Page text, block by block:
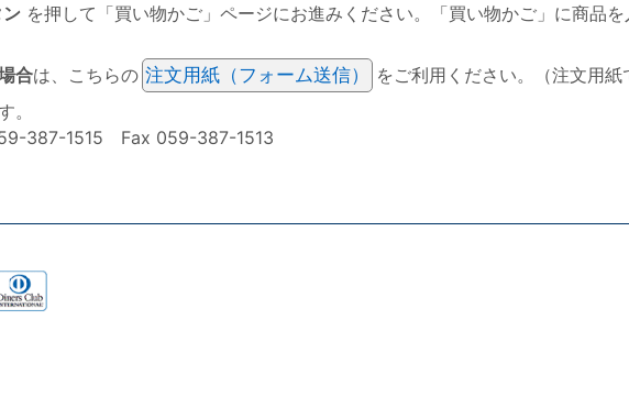
ン を押して「買い物かご」ページにお進みください。「買い物かご」に商品
合は、こちらの 注文用紙（フォーム送信）
をご利用ください。（注文用紙
。
387-1515 Fax 059-387-1513